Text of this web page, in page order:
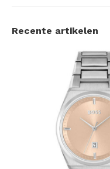
Recente artikelen